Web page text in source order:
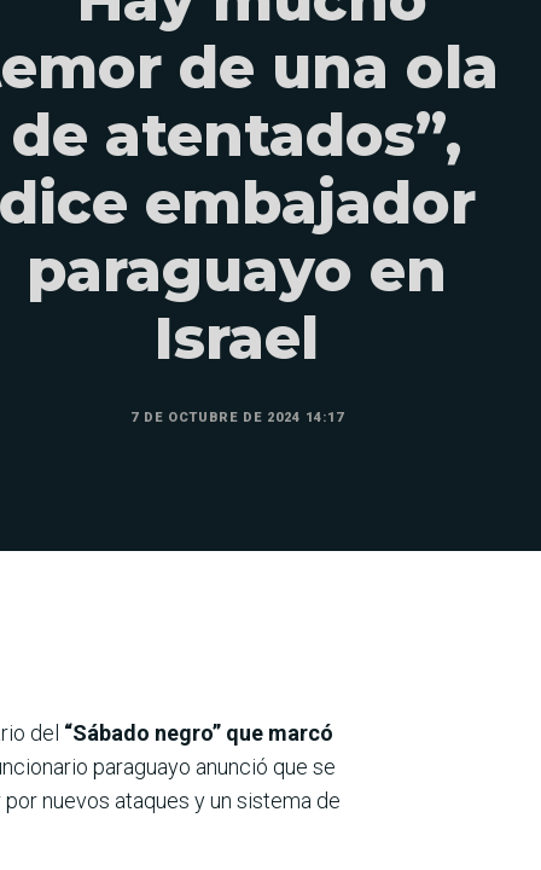
de una ola
de atentados”,
dice embajador
paraguayo en
Israel
7 DE OCTUBRE DE 2024 14:17
del “Sábado negro” que marcó
paraguayo anunció que se
nuevos ataques y un sistema de